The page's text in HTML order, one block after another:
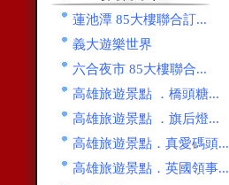
蓮池潭 85大樓聯合訂...
義大遊樂世界
六合夜市 85大樓聯合...
高雄旅遊景點 ．橋頭糖...
高雄旅遊景點 ．旗后燈...
高雄旅遊景點．真愛碼頭...
高雄旅遊景點．英國領事...